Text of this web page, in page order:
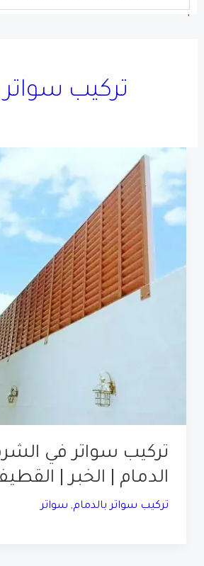
'
تركيب سواتر
تركيب سواتر في
الدمام | الخبر |
تركيب سواتر بالدمام, سواتر